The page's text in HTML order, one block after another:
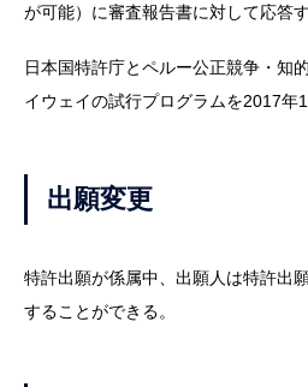
が可能）に審査報告書に対して応答
日本国特許庁とペルー公正競争・知
イウェイの試行プログラムを2017年
出願変更
特許出願が係属中、出願人は特許出
することができる。